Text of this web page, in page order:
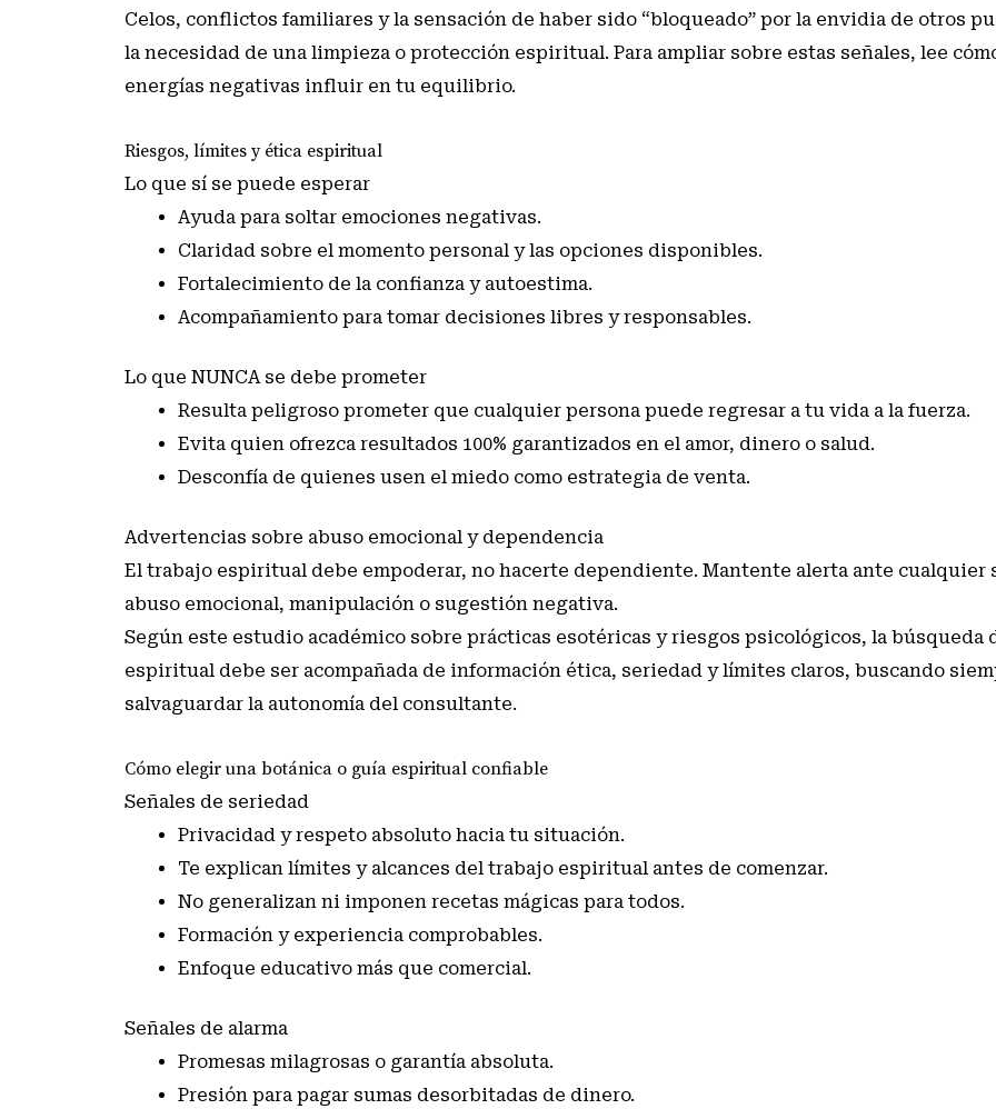
Celos, conflictos familiares y la sensación de haber sido “bloqueado” por la envidia de otros
la necesidad de una limpieza o protección espiritual. Para ampliar sobre estas señales, lee
energías negativas influir en tu equilibrio.
Riesgos, límites y ética espiritual
Lo que sí se puede esperar
Ayuda para soltar emociones negativas.
Claridad sobre el momento personal y las opciones disponibles.
Fortalecimiento de la confianza y autoestima.
Acompañamiento para tomar decisiones libres y responsables.
Lo que NUNCA se debe prometer
Resulta peligroso prometer que cualquier persona puede regresar a tu vida a la fuerza.
Evita quien ofrezca resultados 100% garantizados en el amor, dinero o salud.
Desconfía de quienes usen el miedo como estrategia de venta.
Advertencias sobre abuso emocional y dependencia
El trabajo espiritual debe empoderar, no hacerte dependiente. Mantente alerta ante cualquier
abuso emocional, manipulación o sugestión negativa.
Según este estudio académico sobre prácticas esotéricas y riesgos psicológicos, la búsqueda
espiritual debe ser acompañada de información ética, seriedad y límites claros, buscando
salvaguardar la autonomía del consultante.
Cómo elegir una botánica o guía espiritual confiable
Señales de seriedad
Privacidad y respeto absoluto hacia tu situación.
Te explican límites y alcances del trabajo espiritual antes de comenzar.
No generalizan ni imponen recetas mágicas para todos.
Formación y experiencia comprobables.
Enfoque educativo más que comercial.
Señales de alarma
Promesas milagrosas o garantía absoluta.
Presión para pagar sumas desorbitadas de dinero.